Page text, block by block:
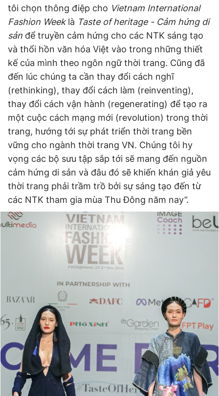
tôi chọn thông điệp cho Vietnam International
Fashion Weeklà Taste of heritage - Cảm hứng di
sản để truyền cảm hứng cho các NTK sáng tạo
và thổi hồn văn hóa Việt vào trong những thiết
kế của mình theo ngôn ngữ thời trang. Cũng đã
đến lúc chúng ta cần thay đổi cách nghĩ
(rethinking), thay đổi cách làm (reinventing),
thay đổi cách vận hành (regenerating) để tạo ra
một cuộc cách mạng mới (revolution) trong thời
trang, hướng tới sự phát triển thời trang bền
vững cho ngành thời trang VN. Chúng tôi hy
vọng các bộ sưu tập sắp tới sẽ mang đến nguồn
cảm hứng di sản và đâu đó sẽ khiến khán giả yêu
thời trang phải trầm trồ bởi sự sáng tạo đến từ
các NTK tham gia mùa Thu Đông năm nay”.